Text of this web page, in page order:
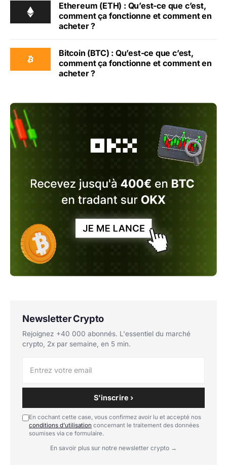
Ethereum (ETH) : Qu’est-ce que c’est,
comment ça fonctionne et comment en
acheter ?
Bitcoin (BTC) : Qu’est-ce que c’est,
comment ça fonctionne et comment en
acheter ?
Newsletter Crypto
Rejoignez +40 000 abonnés. L'essentiel du marché
crypto, 2x par semaine, en 5 min.
S'inscrire ›
En cochant cette case, vous confirmez avoir lu et accepté nos
conditions d'utilisation concernant le traitement des données
soumises via ce formulaire.
En savoir plus sur notre newsletter crypto →